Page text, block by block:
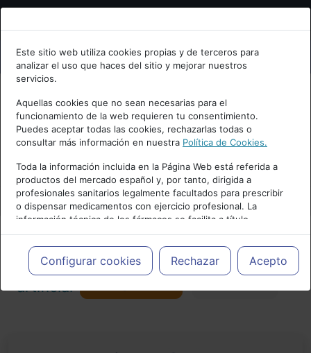
Bienvenid@ a psiquiatria.com
Escribe tu Email
Accede o regístrate con tu email.
Cancelar
Este sitio web utiliza cookies propias y de terceros para
analizar el uso que haces del sitio y mejorar nuestros
servicios.
Aquellas cookies que no sean necesarias para el
funcionamiento de la web requieren tu consentimiento.
Puedes aceptar todas las cookies, rechazarlas todas o
consultar más información en nuestra Política de Cookies.
Toda la información incluida en la Página Web está referida a
productos del mercado español y, por tanto, dirigida a
profesionales sanitarios legalmente facultados para prescribir
o dispensar medicamentos con ejercicio profesional. La
información técnica de los fármacos se facilita a título
meramente informativo, siendo responsabilidad de los
profesionales facultados prescribir medicamentos y decidir, en
cada caso concreto, el tratamiento más adecuado a las
necesidades del paciente.
Configurar cookies Rechazar Acepto
Actualidad y Artículos|Inteligencia
artificial